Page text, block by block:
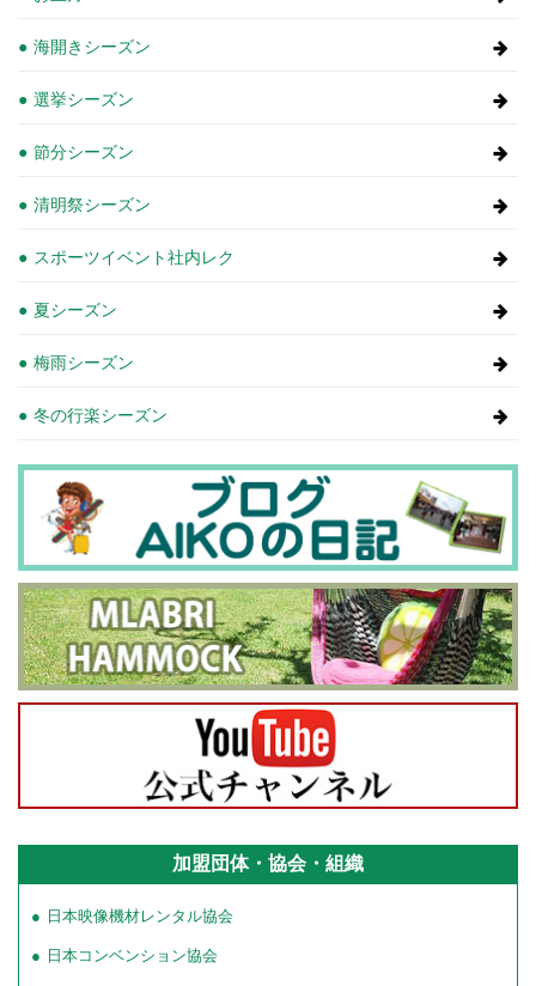
海開きシーズン
選挙シーズン
節分シーズン
清明祭シーズン
スポーツイベント社内レク
夏シーズン
梅雨シーズン
冬の行楽シーズン
加盟団体・協会・組織
日本映像機材レンタル協会
日本コンベンション協会